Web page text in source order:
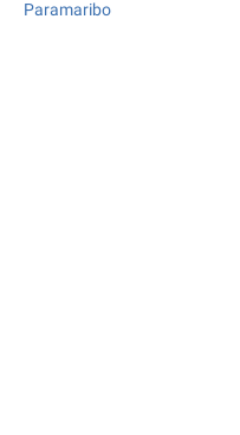
Paramaribo